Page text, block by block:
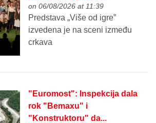
on 06/08/2026 at 11:39
Predstava „Više od igre”
izvedena je na sceni između
crkava
"Euromost": Inspekcija dala
rok "Bemaxu" i
"Konstruktoru" da...